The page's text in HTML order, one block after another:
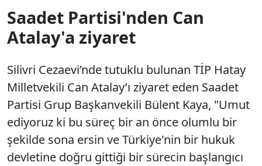
Saadet Partisi'nden Can
Atalay'a ziyaret
Silivri Cezaevi’nde tutuklu bulunan TİP Hatay
Milletvekili Can Atalay’ı ziyaret eden Saadet
Partisi Grup Başkanvekili Bülent Kaya, "Umut
ediyoruz ki bu süreç bir an önce olumlu bir
şekilde sona ersin ve Türkiye'nin bir hukuk
devletine doğru gittiği bir sürecin başlangıcı